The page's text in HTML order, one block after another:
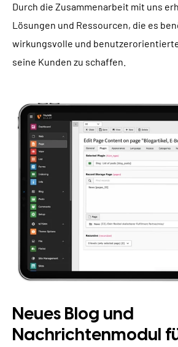
Durch die Zusammenarbeit mit uns
Lösungen und Ressourcen, die es
wirkungsvolle und
seine Kunden zu schaffen.
Neues Blog und
Nachrichtenmodul